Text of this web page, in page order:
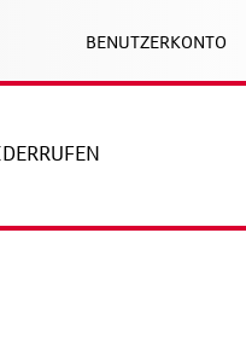
BENUTZERKONTO